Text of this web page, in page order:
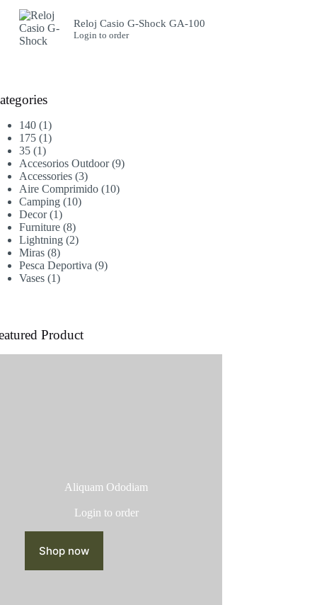
Reloj Casio G-Shock GA-100
Login to order
140 11
producto
175 11
35 11
producto
Accesorios Outdoor 99
Accessories 33
productos
Aire Comprimido 1010
Camping 1010
Decor 11
producto
Furniture 88
productos
Lightning 22
Miras 88
productos
Pesca Deportiva 99
Vases 11
Product
Aliquam Ododiam
Login to order
Shop now